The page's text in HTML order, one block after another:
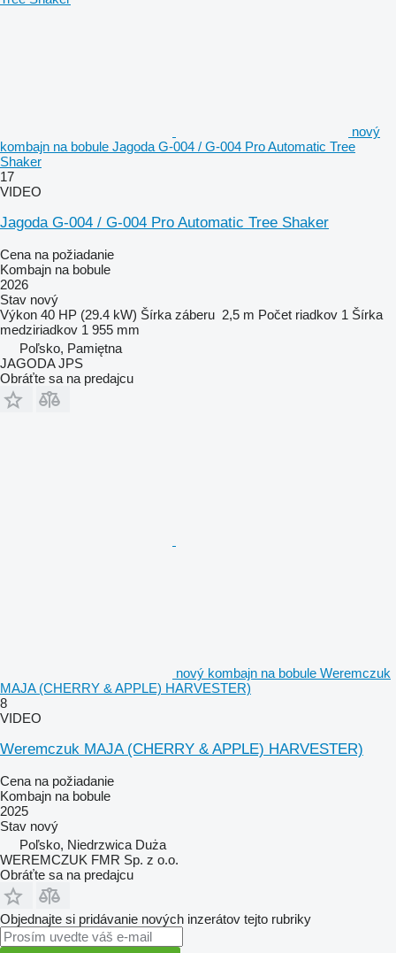
nový
kombajn na bobule Jagoda G-004 / G-004 Pro Automatic Tree
Shaker
17
VIDEO
Jagoda G-004 / G-004 Pro Automatic Tree Shaker
Cena na požiadanie
Kombajn na bobule
2026
Stav nový
Výkon 40 HP (29.4 kW) Šírka záberu 2,5 m Počet riadkov 1 Šírka
medziriadkov 1 955 mm
Poľsko, Pamiętna
JAGODA JPS
Obráťte sa na predajcu
nový kombajn na bobule Weremczuk
MAJA (CHERRY & APPLE) HARVESTER)
8
VIDEO
Weremczuk MAJA (CHERRY & APPLE) HARVESTER)
Cena na požiadanie
Kombajn na bobule
2025
Stav nový
Poľsko, Niedrzwica Duża
WEREMCZUK FMR Sp. z o.o.
Obráťte sa na predajcu
Objednajte si pridávanie nových inzerátov tejto rubriky